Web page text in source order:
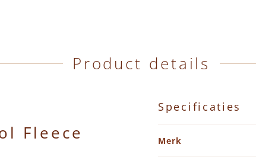
Product details
Fleece
Specificaties
Merk